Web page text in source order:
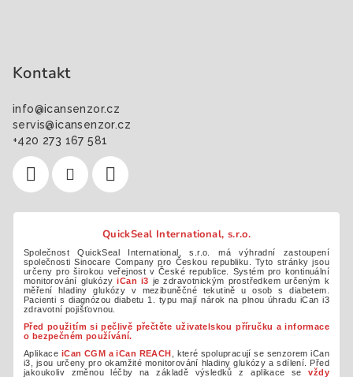
Kontakt
info@icansenzor.cz
servis@icansenzor.cz
+420 273 167 581
QuickSeal International, s.r.o.
Společnost QuickSeal International, s.r.o. má výhradní zastoupení
společnosti Sinocare Company pro Českou republiku. Tyto stránky jsou
určeny pro širokou veřejnost v České republice. Systém pro kontinuální
monitorování glukózyiCan i3 je zdravotnickým prostředkem určeným k
měření hladiny glukózy v mezibuněčné tekutině u osob s diabetem.
Pacienti s diagnózou diabetu 1. typu mají nárok na plnou úhradu iCan i3
zdravotní pojišťovnou.
Před použitím si pečlivě přečtěte uživatelskou příručku a informace
o bezpečném používání.
Aplikace iCan CGM a iCan REACH , které spolupracují se senzorem iCan
i3, jsou určeny pro okamžité monitorování hladiny glukózy a sdílení. Před
jakoukoliv změnou léčby na základě výsledků z aplikace sevždy